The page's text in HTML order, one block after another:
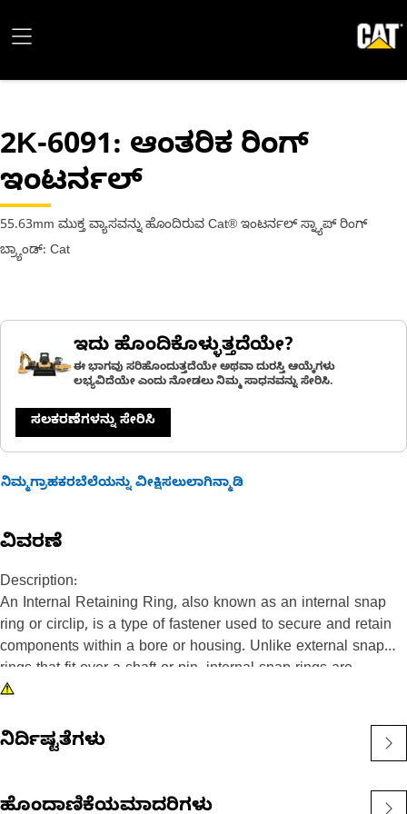
2K-6091: ಆಂತರಿಕ ರಿಂಗ್
ಇಂಟರ್ನಲ್
55.63mm ಮುಕ್ತ ವ್ಯಾಸವನ್ನು ಹೊಂದಿರುವ Cat® ಇಂಟರ್ನಲ್ ಸ್ನ್ಯಾಪ್ ರಿಂಗ್
ಬ್ರ್ಯಾಂಡ್: Cat
ಇದು ಹೊಂದಿಕೊಳ್ಳುತ್ತದೆಯೇ?
ಈ ಭಾಗವು ಸರಿಹೊಂದುತ್ತದೆಯೇ ಅಥವಾ ದುರಸ್ತಿ ಆಯ್ಕೆಗಳು
ಲಭ್ಯವಿದೆಯೇ ಎಂದು ನೋಡಲು ನಿಮ್ಮ ಸಾಧನವನ್ನು ಸೇರಿಸಿ.
ಸಲಕರಣೆಗಳನ್ನು ಸೇರಿಸಿ
ನಿಮ್ಮಗ್ರಾಹಕರಬೆಲೆಯನ್ನು ವೀಕ್ಷಿಸಲುಲಾಗಿನ್ಮಾಡಿ
ವಿವರಣೆ
Description:
An Internal Retaining Ring, also known as an internal snap
ring or circlip, is a type of fastener used to secure and retain
components within a bore or housing. Unlike external snap
rings that fit over a shaft or pin, internal snap rings are
installed inside a bore or groove to hold components in place.
movement or displacement of components within a bore or
housing. It acts as a retaining device, holding components
ನಿರ್ದಿಷ್ಟತೆಗಳು
ಹೊಂದಾಣಿಕೆಯಮಾದರಿಗಳು